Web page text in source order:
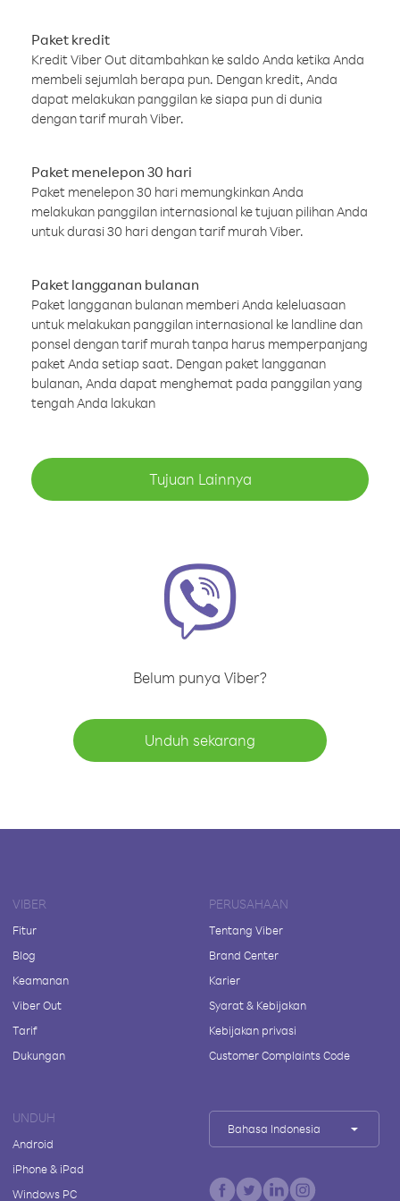
Paket kredit
Kredit Viber Out ditambahkan ke saldo Anda ketika Anda
membeli sejumlah berapa pun. Dengan kredit, Anda
dapat melakukan panggilan ke siapa pun di dunia
dengan tarif murah Viber.
Paket menelepon 30 hari
Paket menelepon 30 hari memungkinkan Anda
melakukan panggilan internasional ke tujuan pilihan Anda
untuk durasi 30 hari dengan tarif murah Viber.
Paket langganan bulanan
Paket langganan bulanan memberi Anda keleluasaan
untuk melakukan panggilan internasional ke landline dan
ponsel dengan tarif murah tanpa harus memperpanjang
paket Anda setiap saat. Dengan paket langganan
bulanan, Anda dapat menghemat pada panggilan yang
tengah Anda lakukan
Tujuan Lainnya
Belum punya Viber?
Unduh sekarang
VIBER
Fitur
Blog
Keamanan
Viber Out
Tarif
Dukungan
PERUSAHAAN
Tentang Viber
Brand Center
Karier
Syarat & Kebijakan
Kebijakan privasi
Customer Complaints Code
UNDUH
Android
iPhone & iPad
Windows PC
Bahasa Indonesia